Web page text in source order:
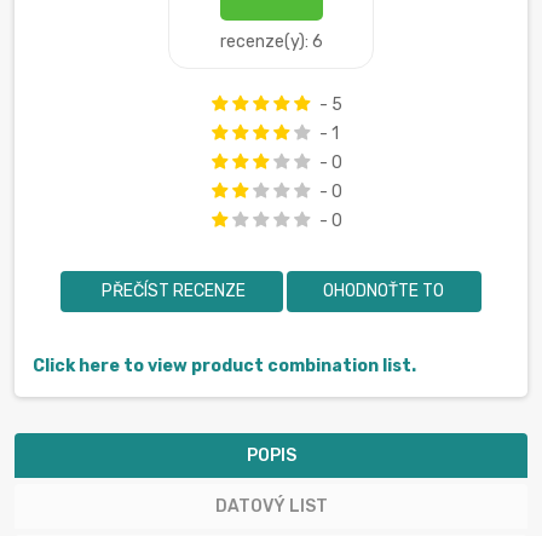
recenze(y): 6
- 5
- 1
- 0
- 0
- 0
PŘEČÍST RECENZE OHODNOŤTE TO
Click here to view product combination list.
POPIS
DATOVÝ LIST